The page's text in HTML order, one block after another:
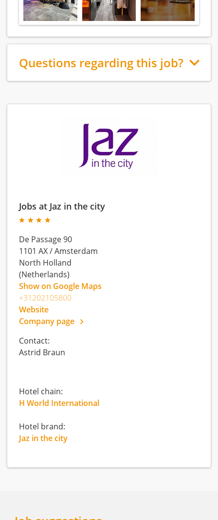
Questions regarding this job?
Jobs at Jaz in the city
De Passage 90
1101 AX/Amsterdam
North Holland
(Netherlands)
Show on Google Maps
+31202105800
Website
Company page
Contact:
Astrid Braun
Hotel chain:
H World International
Hotel brand:
Jaz in the city